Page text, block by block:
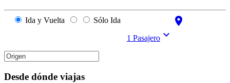
Ida y Vuelta Sólo Ida
1 Pasajero expand_more
room
Desde dónde viajas